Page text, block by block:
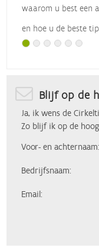
waarom u best een
en hoe u de beste
Blijf op de
Ja, ik wens de
Zo blijf ik op de
Voor- en achternaam:
Bedrijfsnaam:
Email: